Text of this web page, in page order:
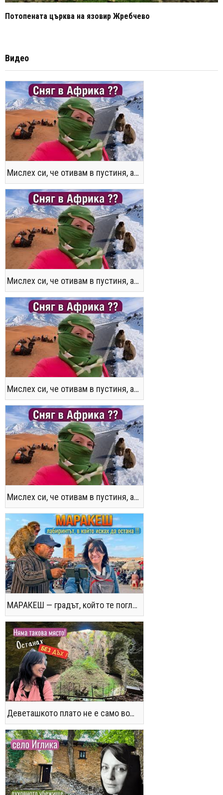
Потопената църква на язовир Жребчево
Видео
Мислех си, че отивам в пустиня, а се озовах в снега !! / Not the Morocco You Know
Мислех си, че отивам в пустиня, а се озовах в снега !! / Not the Morocco You Know
Мислех си, че отивам в пустиня, а се озовах в снега !! / Not the Morocco You Know
Мислех си, че отивам в пустиня, а се озовах в снега !! / Not the Morocco You Know
МАРАКЕШ — градът, който те поглъща без предупреждение
Деветашкото плато не е само водопади и пещери - последвайте ме!